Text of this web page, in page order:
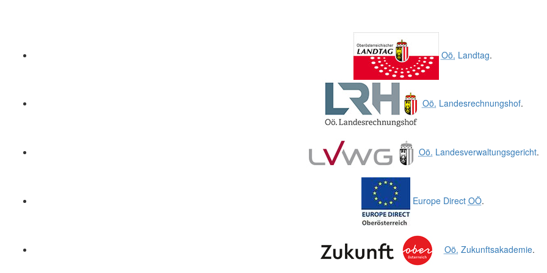
Oö. Landtag.
Oö. Landesrechnungshof.
Oö. Landesverwaltungsgericht.
Europe Direct OÖ.
Oö. Zukunftsakademie.